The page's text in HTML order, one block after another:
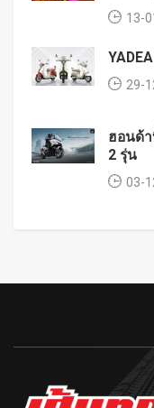
13-
29-
ฮอนด้า
2 รุ่น
03-